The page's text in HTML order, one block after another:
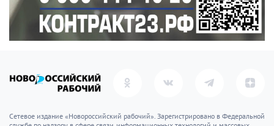
Сетевое издание «Новороссийский рабочий». Зарегистрировано в Федеральной